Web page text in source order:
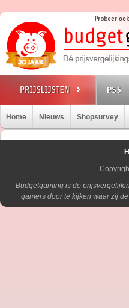
PS5
Home Nieuws Shopsurvey
Budgetgaming is de
gamers door te kijken waar zij